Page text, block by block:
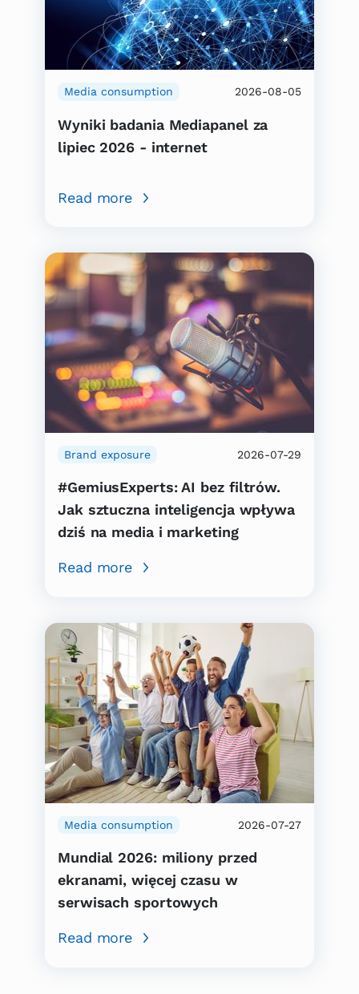
Media consumption 2026-08-05
Wyniki badania Mediapanel za
lipiec 2026 - internet
Read more
Brand exposure 2026-07-29
#GemiusExperts: AI bez filtrów.
Jak sztuczna inteligencja wpływa
dziś na media i marketing
Read more
Media consumption 2026-07-27
Mundial 2026: miliony przed
ekranami, więcej czasu w
serwisach sportowych
Read more